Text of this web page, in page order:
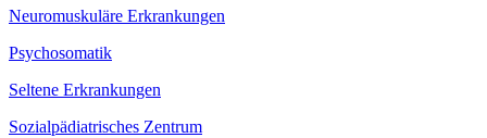
Neuromuskuläre Erkrankungen
Psychosomatik
Seltene Erkrankungen
Sozialpädiatrisches Zentrum